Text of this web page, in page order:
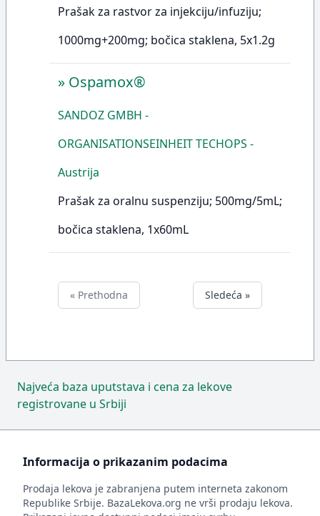
Prašak za rastvor za injekciju/infuziju;
1000mg+200mg; bočica staklena, 5x1.2g
» Ospamox®
SANDOZ GMBH -
ORGANISATIONSEINHEIT TECHOPS -
Austrija
Prašak za oralnu suspenziju; 500mg/5mL;
bočica staklena, 1x60mL
« Prethodna Sledeća »
Najveća baza uputstava i cena za lekove
registrovane u Srbiji
Informacija o prikazanim podacima
Prodaja lekova je zabranjena putem interneta zakonom
Republike Srbije. BazaLekova.org ne vrši prodaju lekova.